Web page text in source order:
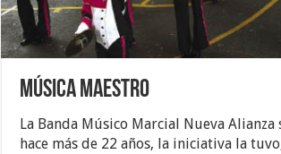
Música Maestro
La Banda Músico Marcial Nueva Alianza
hace más de 22 años, la iniciativa la